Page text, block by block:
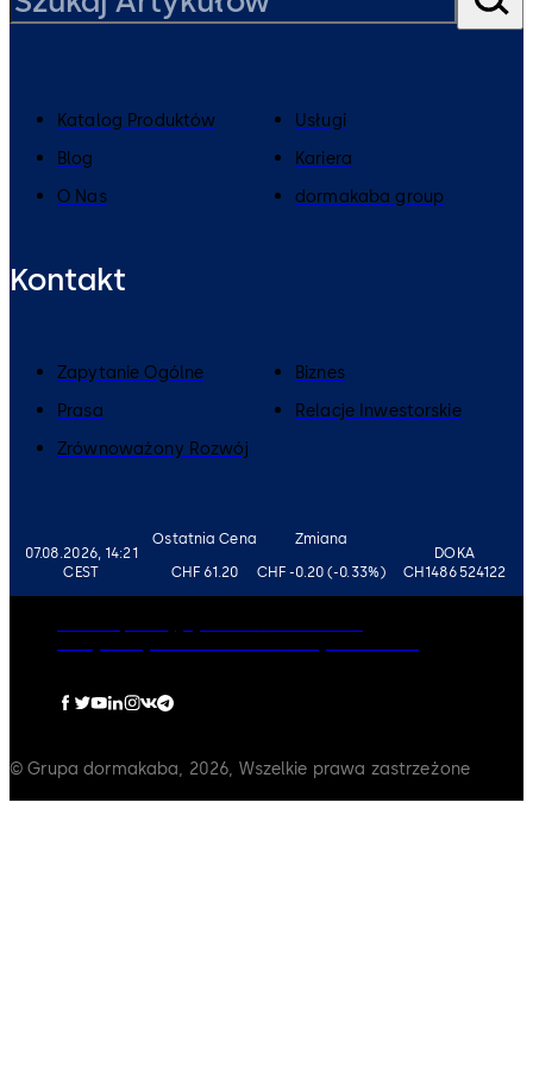
07.08.2026, 14:21
CEST
Ostatnia Cena
CHF 61.20
Zmiana
CHF -0.20 (-0.33%)
DOKA
CH1486524122
Katalog Produktów
Usługi
Blog
Kariera
O Nas
dormakaba group
Kontakt
Zapytanie Ogólne
Biznes
Prasa
Relacje Inwestorskie
Zrównoważony Rozwój
© Grupa dormakaba, 2026, Wszelkie prawa zastrzeżone